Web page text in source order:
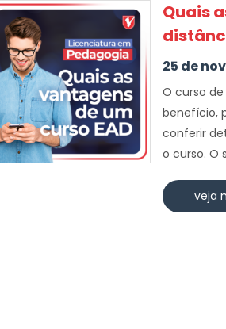
Quais
25 de
O curso
benefício,
conferir
o curso. O
veja